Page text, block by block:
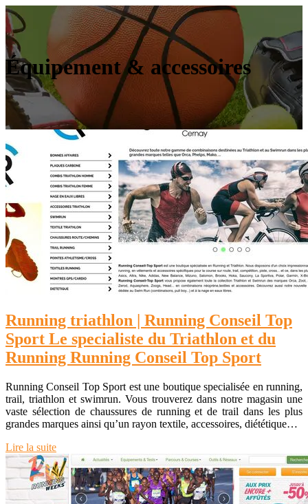
Équipement & accessoires
Running triathlon | Running Conseil Top
Sport Le specialiste du Triathlon et du
Running Running Conseil Top Sport
Running Conseil Top Sport est une boutique specialisée en running,
trail, triathlon et swimrun. Vous trouverez dans notre magasin une
vaste sélection de chaussures de running et de trail dans les plus
grandes marques ainsi qu’un rayon textile, accessoires, diététique…
Lire la suite